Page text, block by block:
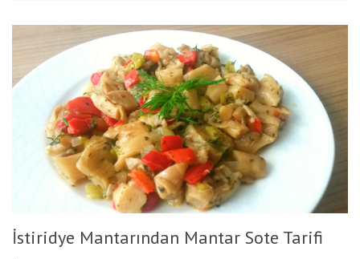
İstiridye Mantarından Mantar Sote Tarifi